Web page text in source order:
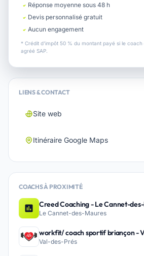
Réponse moyenne sous 48 h
Devis personnalisé gratuit
Aucun engagement
* Crédit d'impôt 50 % du montant payé si le
agréé SAP.
LIENS & CONTACT
Site web
Itinéraire Google Maps
COACHS À PROXIMITÉ
Creed Coaching - Le Cannet-
Le Cannet-des-Maures
workfit/ coach sportif briançon -
Val-des-Prés